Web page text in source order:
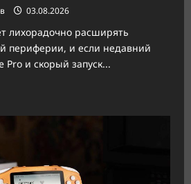
03.08.2026
лихорадочно расширять
периферии, и если недавний
Pro и скорый запуск...